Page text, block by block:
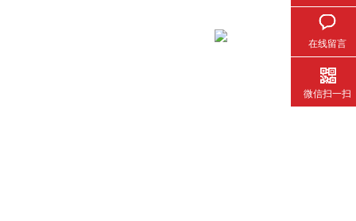
在线留言
微信扫一扫